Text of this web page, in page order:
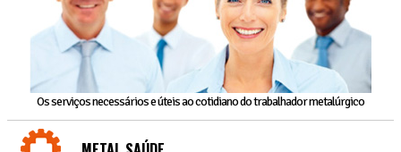
Os serviços necessários e úteis ao cotidiano do trabalhador metalúrgico